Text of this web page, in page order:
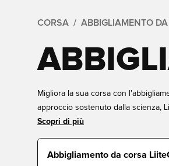
CORSA ABBIGLIAMENTO
Migliora la sua corsa con
approccio sostenuto dalla scienza,
qualità progettati per ottimizzare le
per il corridore dedicato. Corra in
Scopri di più
Abbigliamento da corsa